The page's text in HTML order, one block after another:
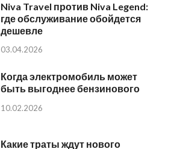
Niva Travel против Niva Legend:
где обслуживание обойдется
дешевле
03.04.2026
Когда электромобиль может
быть выгоднее бензинового
10.02.2026
Какие траты ждут нового